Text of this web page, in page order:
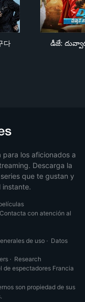
다 డీజే:
para los aficionados a
Descarga la
que te gustan y
instante.
Contacta con atención al
de uso· Datos
· Research
de espectadores Francia
son propiedad de sus